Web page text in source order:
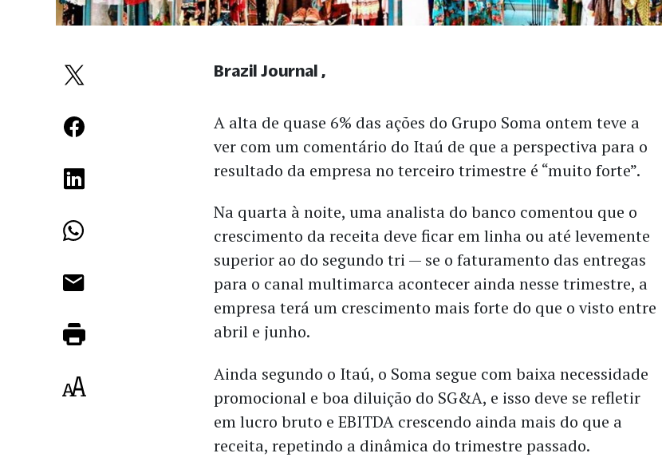
A alta de quase 6% das ações do Grupo Soma ontem teve a
ver com um comentário do Itaú de que a perspectiva para o
resultado da empresa no terceiro trimestre é “muito forte”.
Na quarta à noite, uma analista do banco comentou que o
crescimento da receita deve ficar em linha ou até levemente
superior ao do segundo tri — se o faturamento das entregas
para o canal multimarca acontecer ainda nesse trimestre, a
empresa terá um crescimento mais forte do que o visto entre
abril e junho.
Ainda segundo o Itaú, o Soma segue com baixa necessidade
promocional e boa diluição do SG&A, e isso deve se refletir
em lucro bruto e EBITDA crescendo ainda mais do que a
receita, repetindo a dinâmica do trimestre passado.
Brazil Journal